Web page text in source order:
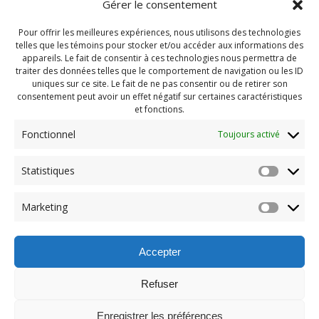
Gérer le consentement
Pour offrir les meilleures expériences, nous utilisons des technologies
telles que les témoins pour stocker et/ou accéder aux informations des
appareils. Le fait de consentir à ces technologies nous permettra de
traiter des données telles que le comportement de navigation ou les ID
uniques sur ce site. Le fait de ne pas consentir ou de retirer son
consentement peut avoir un effet négatif sur certaines caractéristiques
et fonctions.
Fonctionnel Toujours activé
Statistiques
Marketing
Accepter
Refuser
Enregistrer les préférences
Navigation
de
l'article
Previous:
post: